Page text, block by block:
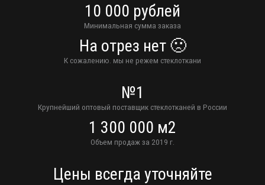
10 000 рублей
Минимальная сумма заказа
На отрез нет 🙁
К сожалению. мы не режем стеклоткани
№1
Крупнейший оптовый поставщик стеклотканей в России
1 300 000 м2
Объем продаж за 2019 г.
Цены всегда уточняйте